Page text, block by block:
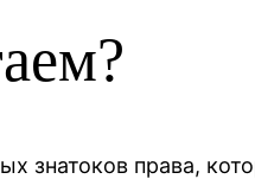
знатоков права,